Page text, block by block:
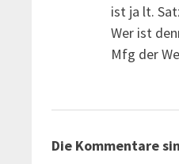
ist ja lt.
Wer ist
Mfg der
Die Kommentare